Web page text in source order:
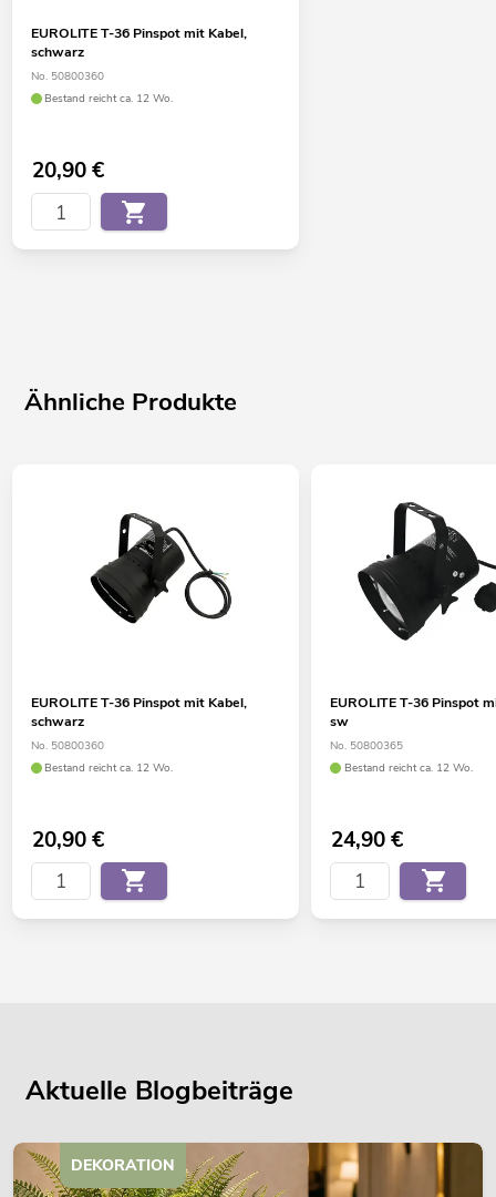
EUROLITE T-36 Pinspot mit Kabel,
schwarz
No. 50800360
Bestand reicht ca. 12 Wo.
20,90€
Ähnliche Produkte
EUROLITE T-36 Pinspot mit Kabel,
schwarz
No. 50800360
Bestand reicht ca. 12 Wo.
20,90€
EUROLITE T-36 Pinspot
sw
No. 50800365
Bestand reicht ca. 12 Wo.
24,90€
Aktuelle Blogbeiträge
DEKORATION